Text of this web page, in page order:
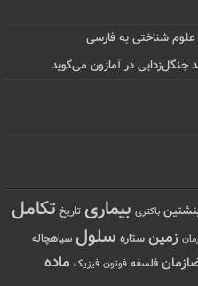
شناختی به فارسی
جنگل‌زدایی در آمازون می‌گوید
باکتری بیماری تاریخ تکامل
زمین ستاره سلول سیاهچاله
فلسفه فوتون فیزیک ماده